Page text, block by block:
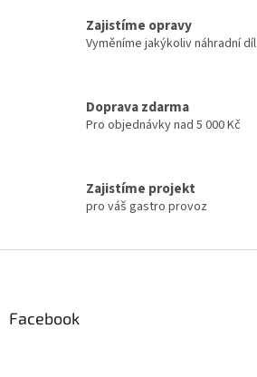
Zajistíme opravy
Vyměníme jakýkoliv náhradní díl
Doprava zdarma
Pro objednávky nad 5 000 Kč
Zajistíme projekt
pro váš gastro provoz
Facebook